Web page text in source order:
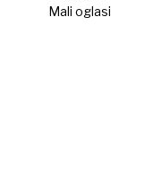
Mali oglasi